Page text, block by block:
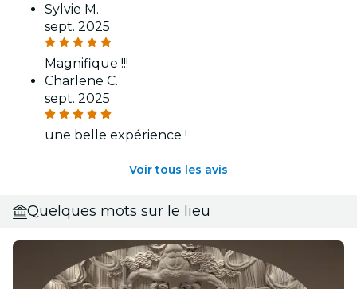
Sylvie M.
sept. 2025
Magnifique !!!
Charlene C.
sept. 2025
une belle expérience !
Voir tous les avis
Quelques mots sur le lieu